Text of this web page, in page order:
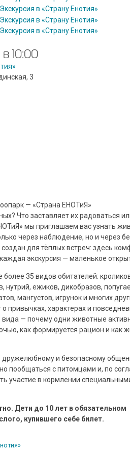
10:00
3
— «Страна ЕНОТиЯ»
Что заставляет их радоваться
мы приглашаем вас узнать
через наблюдение, но и через
для тёплых встреч: здесь
экскурсия — маленькое
более 35 видов обитателей:
нутрий, ежиков, дикобразов,
мангустов, игрунок и многих
привычках, характерах и
вида — почему одни животные
как формируется рацион и как
и безопасному
пообщаться с питомцами и, по
участие в кормлении
Дети до 10 лет в обязательном
купившего себе билет.